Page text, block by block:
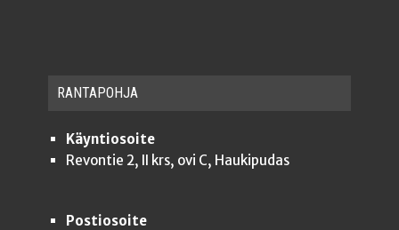
RAN­TA­POH­JA
Käyntiosoite
Revontie 2, II krs, ovi C, Haukipudas
Postiosoite